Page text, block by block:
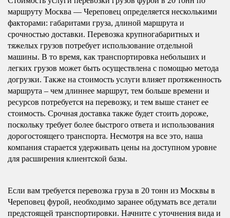
маршруту Москва — Череповец определяется несколькими
факторами: габаритами груза, длиной маршрута и
срочностью доставки. Перевозка крупногабаритных и
тяжелых грузов потребует использование отдельной
машины. В то время, как транспортировка небольших и
легких грузов может быть осуществлена с помощью метода
догрузки. Также на стоимость услуги влияет протяженность
маршрута – чем длиннее маршрут, тем больше времени и
ресурсов потребуется на перевозку, и тем выше станет ее
стоимость. Срочная доставка также будет стоить дороже,
поскольку требует более быстрого ответа и использования
дорогостоящего транспорта. Несмотря на все это, наша
компания старается удерживать цены на доступном уровне
для расширения клиентской базы.
Если вам требуется перевозка груза в 20 тонн из Москвы в
Череповец фурой, необходимо заранее обдумать все детали
предстоящей транспортировки. Начните с уточнения вида и